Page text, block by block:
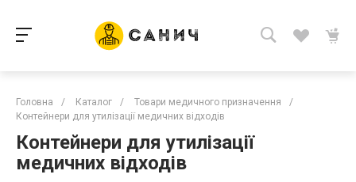
Головна / Каталог / Товари медичного призначення
/
Контейнери для утилізації медичних відходів
Контейнери для утилізації
медичних відходів